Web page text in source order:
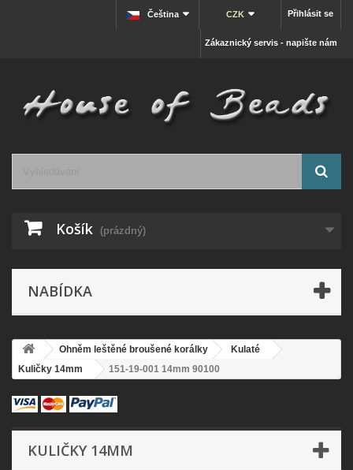
Přihlásit se
CZK
Čeština
Zákaznický servis - napište nám
Košík (prázdný)
NABÍDKA
Ohněm leštěné broušené korálky
Kulaté
Kuličky 14mm
151-19-001 14mm 90100
KULIČKY 14MM